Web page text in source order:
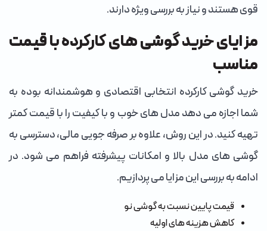
قوی هستند و نیاز به بررسی ویژه دارند.
مزایای خرید گوشی های کارکرده با قیمت
مناسب
خرید گوشی کارکرده انتخابی اقتصادی و هوشمندانه بوده به
شما اجازه می دهد مدل های خوب و با کیفیت را با قیمت کمتر
تهیه کنید. در این روش، علاوه بر صرفه جویی مالی، دسترسی به
گوشی های مدل بالا و امکانات پیشرفته فراهم می شود. در
ادامه به بررسی این مزایا می پردازیم.
قیمت پایین نسبت به گوشی نو
کاهش هزینه های اولیه